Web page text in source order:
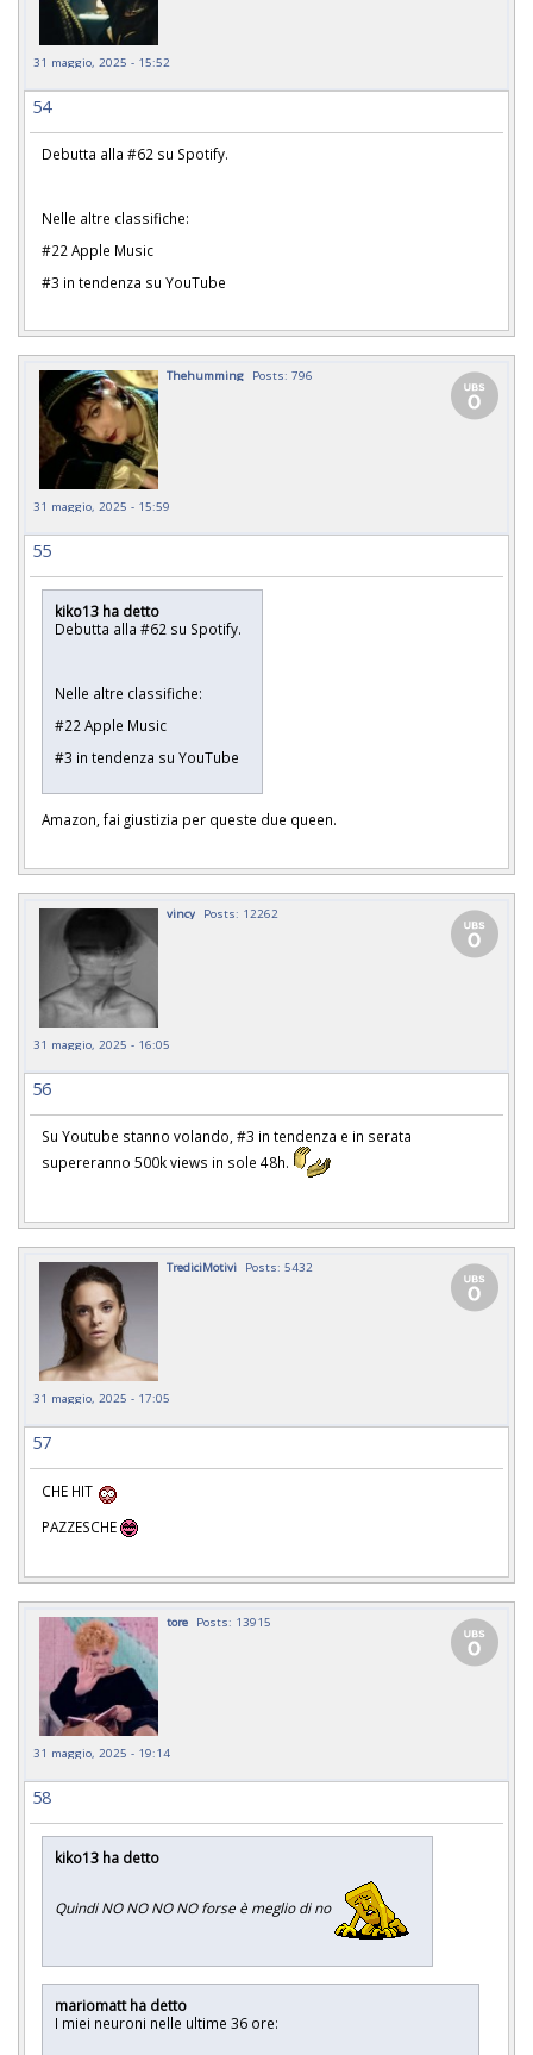
31 maggio, 2025 - 15:52
54
Debutta alla #62 su Spotify.
Nelle altre classifiche:
#22 Apple Music
#3 in tendenza su YouTube
Thehumming Posts: 796
31 maggio, 2025 - 15:59
55
kiko13 ha detto
Debutta alla #62 su Spotify.
Nelle altre classifiche:
#22 Apple Music
#3 in tendenza su YouTube
Amazon, fai giustizia per queste due queen.
vincy Posts: 12262
31 maggio, 2025 - 16:05
56
Su Youtube stanno volando, #3 in tendenza e in serata
supereranno 500k views in sole 48h.
TrediciMotivi Posts: 5432
31 maggio, 2025 - 17:05
57
CHE HIT
PAZZESCHE
tore Posts: 13915
31 maggio, 2025 - 19:14
58
kiko13 ha detto
Quindi NO NO NO NO forse è meglio di no
mariomatt ha detto
I miei neuroni nelle ultime 36 ore: